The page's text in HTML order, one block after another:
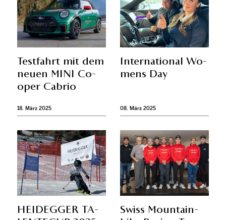
Test­fahrt mit dem
neu­en MINI Co­
oper Ca­brio
18. März 2025
In­ter­na­tio­nal Wo­
mens Day
08. März 2025
HEIDEGGER TA­
Swiss Moun­tain­